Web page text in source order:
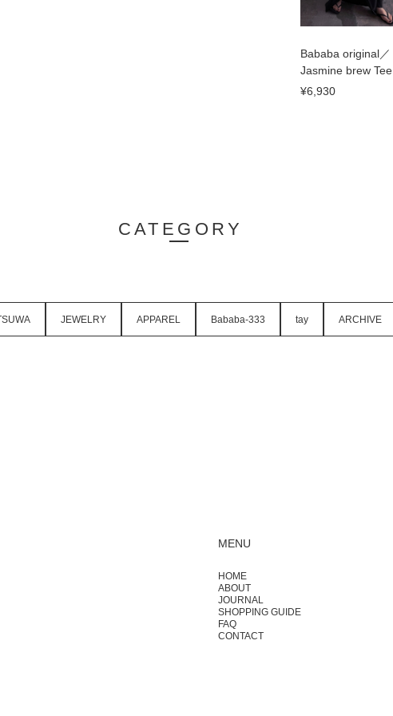
Bababa original／
Jasmine brew Tee
¥6,930
CATEGORY
JEWELRY APPAREL Bababa-333 tay ARCHIVE
MENU
HOME
ABOUT
JOURNAL
SHOPPING GUIDE
FAQ
CONTACT